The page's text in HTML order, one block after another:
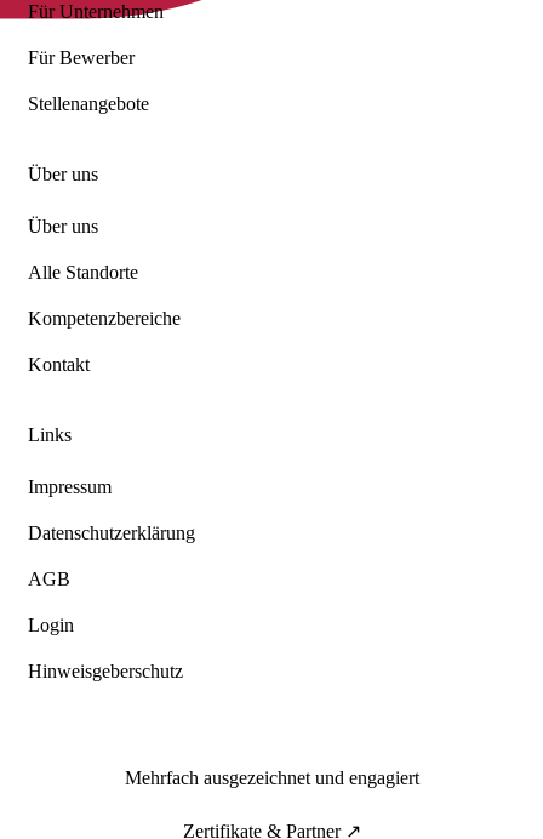
Für Unternehmen
Für Bewerber
Stellenangebote
Über uns
Über uns
Alle Standorte
Kompetenzbereiche
Kontakt
Links
Impressum
Datenschutzerklärung
AGB
Login
Hinweisgeberschutz
Mehrfach ausgezeichnet und engagiert
Zertifikate & Partner ↗